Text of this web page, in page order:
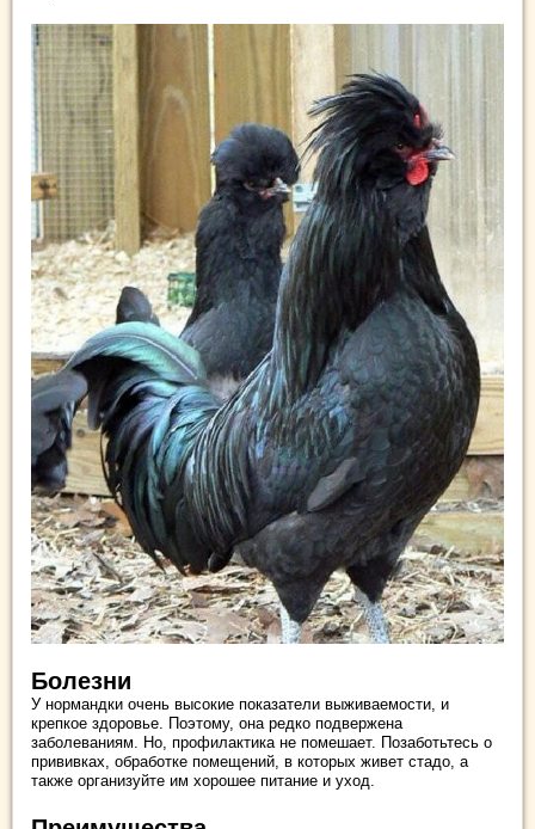
Болезни
У нормандки очень высокие показатели выживаемости, и
крепкое здоровье. Поэтому, она редко подвержена
заболеваниям. Но, профилактика не помешает. Позаботьтесь о
прививках, обработке помещений, в которых живет стадо, а
также организуйте им хорошее питание и уход.